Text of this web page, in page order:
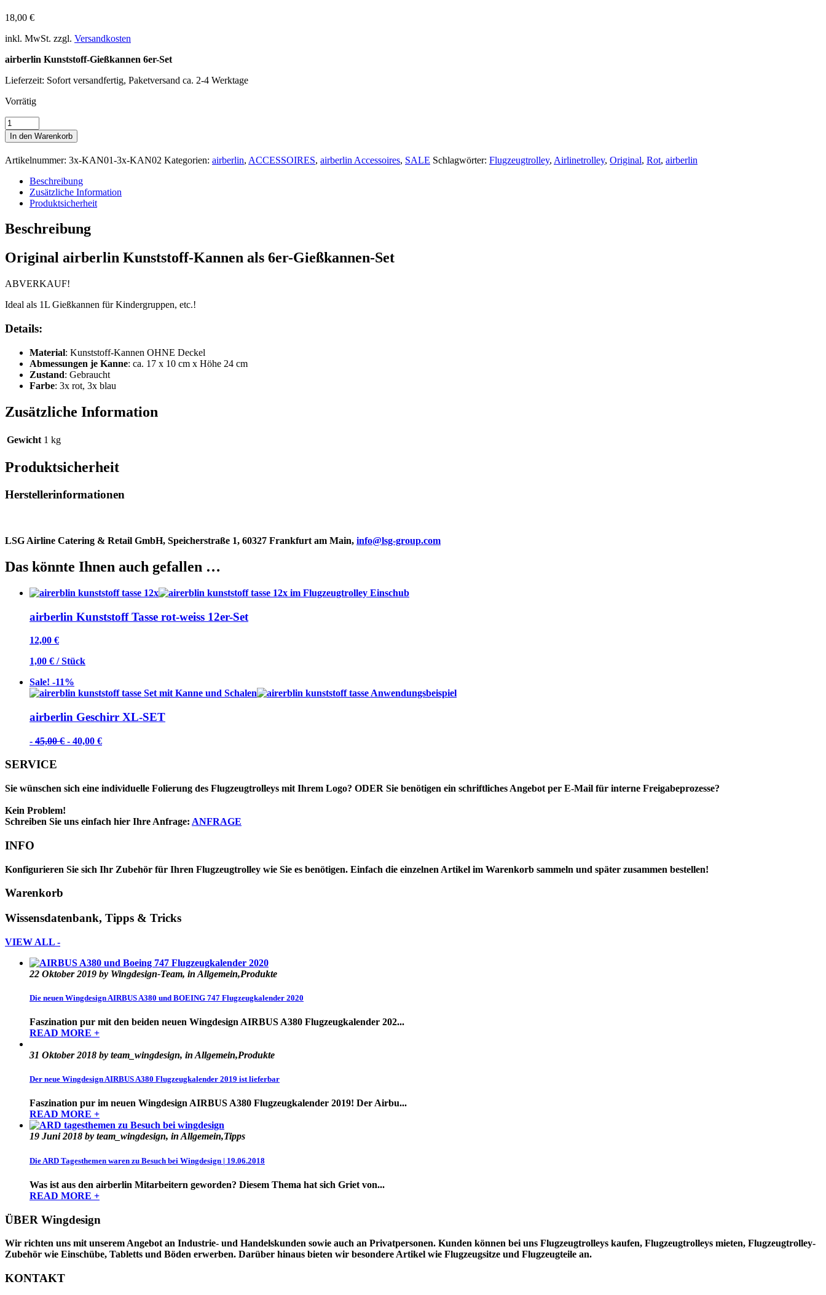
18,00 €
inkl. MwSt. zzgl. Versandkosten
airberlin Kunststoff-Gießkannen 6er-Set
Lieferzeit: Sofort versandfertig, Paketversand ca. 2-4 Werktage
Vorrätig
airberlin
Kunststoff-
Gießkannen
6er-
Set
Menge
In den Warenkorb
Artikelnummer: 3x-KAN01-3x-KAN02 Kategorien: airberlin, ACCESSOIRES, airberlin Accessoires, SALE Schlagwörter: Flugzeugtrolley, Airlinetrolley, Original, Rot, airberlin
Beschreibung
Zusätzliche Information
Produktsicherheit
Beschreibung
Original airberlin Kunststoff-Kannen als 6er-Gießkannen-Set
ABVERKAUF!
Ideal als 1L Gießkannen für Kindergruppen, etc.!
Details:
Material: Kunststoff-Kannen OHNE Deckel
Abmessungen je Kanne: ca. 17 x 10 cm x Höhe 24 cm
Zustand: Gebraucht
Farbe: 3x rot, 3x blau
Zusätzliche Information
Gewicht 1 kg
Produktsicherheit
Herstellerinformationen
LSG Airline Catering & Retail GmbH, Speicherstraße 1, 60327 Frankfurt am Main, info@lsg-group.com
Das könnte Ihnen auch gefallen …
airberlin Kunststoff Tasse rot-weiss 12er-Set
12,00 €
1,00 € /Stück
Sale! -11%
airberlin Geschirr XL-SET
- 45,00€ Ursprünglicher
- 40,00 €Aktueller
SERVICE
Sie wünschen sich eine individuelle Folierung des Flugzeugtrolleys mit Ihrem Logo? ODER Sie benötigen ein schriftliches Angebot per E-Mail für interne Freigabeprozesse?
Kein Problem!
Schreiben Sie uns einfach hier Ihre Anfrage: ANFRAGE
INFO
Konfigurieren Sie sich Ihr Zubehör für Ihren Flugzeugtrolley wie Sie es benötigen. Einfach die einzelnen Artikel im Warenkorb sammeln und später zusammen bestellen!
Warenkorb
Wissensdatenbank, Tipps & Tricks
VIEW ALL -
22 Oktober 2019 by Wingdesign-Team, in Allgemein,Produkte
Die neuen Wingdesign AIRBUS A380 und BOEING 747 Flugzeugkalender 2020
Faszination pur mit den beiden neuen Wingdesign AIRBUS A380 Flugzeugkalender 202...
READ MORE +
31 Oktober 2018 by team_wingdesign, in Allgemein,Produkte
Der neue Wingdesign AIRBUS A380 Flugzeugkalender 2019 ist lieferbar
Faszination pur im neuen Wingdesign AIRBUS A380 Flugzeugkalender 2019! Der Airbu...
READ MORE +
19 Juni 2018 by team_wingdesign, in Allgemein,Tipps
Die ARD Tagesthemen waren zu Besuch bei Wingdesign | 19.06.2018
Was ist aus den airberlin Mitarbeitern geworden? Diesem Thema hat sich Griet von...
READ MORE +
ÜBER Wingdesign
Wir richten uns mit unserem Angebot an Industrie- und Handelskunden sowie auch an Privatpersonen. Kunden können bei uns Flugzeugtrolleys kaufen, Flugzeugtrolleys mieten, Flugzeugtrolley-
Zubehör wie Einschübe, Tabletts und Böden erwerben. Darüber hinaus bieten wir besondere Artikel wie Flugzeugsitze und Flugzeugteile an.
KONTAKT